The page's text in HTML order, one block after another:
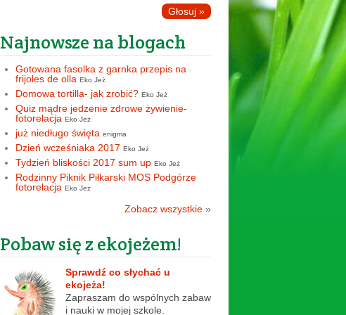
Najnowsze na blogach
Gotowana fasolka z garnka przepis na
frijoles de olla Eko Jeż
Domowa tortilla- jak zrobić? Eko Jeż
Quiz mądre jedzenie zdrowe żywienie-
fotorelacja Eko Jeż
już niedługo święta enigma
Dzień wcześniaka 2017 Eko Jeż
Tydzień bliskości 2017 sum up Eko Jeż
Rodzinny Piknik Piłkarski MOS Podgórze
fotorelacja Eko Jeż
Zobacz wszystkie »
Pobaw się z ekojeżem!
Sprawdź co słychać u
ekojeża!
Zapraszam do wspólnych zabaw
i nauki w mojej szkole.